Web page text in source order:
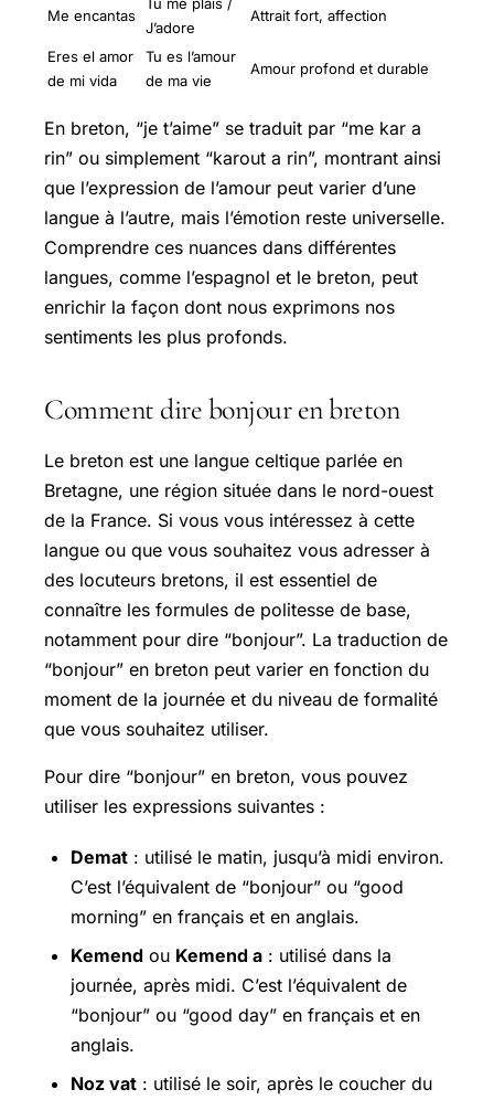
Me encantas
J’adore
Attrait fort, affection
Eres el amor
de mi vida
Tu es l’amour
de ma vie
Amour profond et durable
En breton, “je t’aime” se traduit par “me kar a
rin” ou simplement “karout a rin”, montrant ainsi
que l’expression de l’amour peut varier d’une
langue à l’autre, mais l’émotion reste universelle.
Comprendre ces nuances dans différentes
langues, comme l’espagnol et le breton, peut
enrichir la façon dont nous exprimons nos
sentiments les plus profonds.
Comment dire bonjour en breton
Le breton est une langue celtique parlée en
Bretagne, une région située dans le nord-ouest
de la France. Si vous vous intéressez à cette
langue ou que vous souhaitez vous adresser à
des locuteurs bretons, il est essentiel de
connaître les formules de politesse de base,
notamment pour dire “bonjour”. La traduction de
“bonjour” en breton peut varier en fonction du
moment de la journée et du niveau de formalité
que vous souhaitez utiliser.
Pour dire “bonjour” en breton, vous pouvez
utiliser les expressions suivantes :
Demat : utilisé le matin, jusqu’à midi environ.
C’est l’équivalent de “bonjour” ou “good
morning” en français et en anglais.
Kemend ou Kemend a : utilisé dans la
journée, après midi. C’est l’équivalent de
“bonjour” ou “good day” en français et en
anglais.
Noz vat : utilisé le soir, après le coucher du